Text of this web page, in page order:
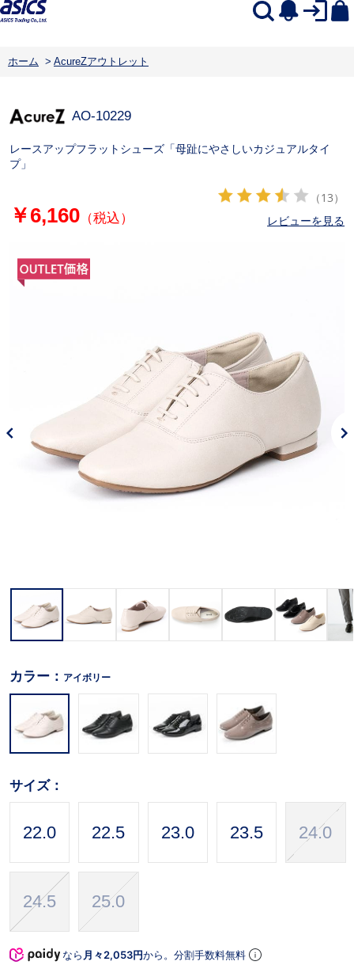
ホーム > AcureZアウトレット
AO-10229
レースアップフラットシューズ「母趾にやさしいカジュアルタイ
プ」
￥6,160（税込）
（13）
レビューを見る
カラー： アイボリー
サイズ：
22.0 22.5 23.0 23.5 24.0
24.5 25.0
なら 月々2,053円から。分割手数料無料